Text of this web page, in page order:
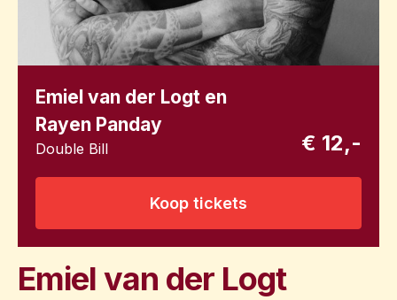
Emiel van der Logt en
Rayen Panday
Double Bill € 12,-
Koop tickets
Emiel van der Logt